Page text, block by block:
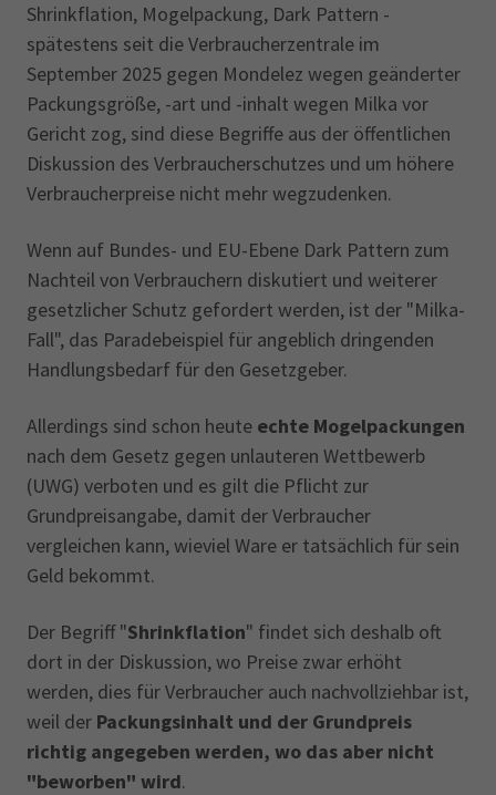
Shrinkflation, Mogelpackung, Dark Pattern -
spätestens seit die Verbraucherzentrale im
September 2025 gegen Mondelez wegen geänderter
Packungsgröße, -art und -inhalt wegen Milka vor
Gericht zog, sind diese Begriffe aus der öffentlichen
Diskussion des Verbraucherschutzes und um höhere
Verbraucherpreise nicht mehr wegzudenken.
Wenn auf Bundes- und EU-Ebene Dark Pattern zum
Nachteil von Verbrauchern diskutiert und weiterer
gesetzlicher Schutz gefordert werden, ist der "Milka-
Fall", das Paradebeispiel für angeblich dringenden
Handlungsbedarf für den Gesetzgeber.
Allerdings sind schon heute echte Mogelpackungen
nach dem Gesetz gegen unlauteren Wettbewerb
(UWG) verboten und es gilt die Pflicht zur
Grundpreisangabe, damit der Verbraucher
vergleichen kann, wieviel Ware er tatsächlich für sein
Geld bekommt.
Der Begriff "Shrinkflation" findet sich deshalb oft
dort in der Diskussion, wo Preise zwar erhöht
werden, dies für Verbraucher auch nachvollziehbar ist,
weil der Packungsinhalt und der Grundpreis
richtig angegeben werden, wo das aber nicht
"beworben" wird.